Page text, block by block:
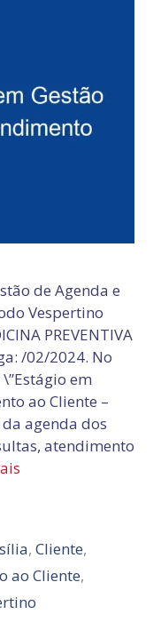
de Agenda e
Vespertino
PREVENTIVA
/02/2024. No
em
ao Cliente –
agenda dos
atendimento
,Cliente,
ao Cliente,